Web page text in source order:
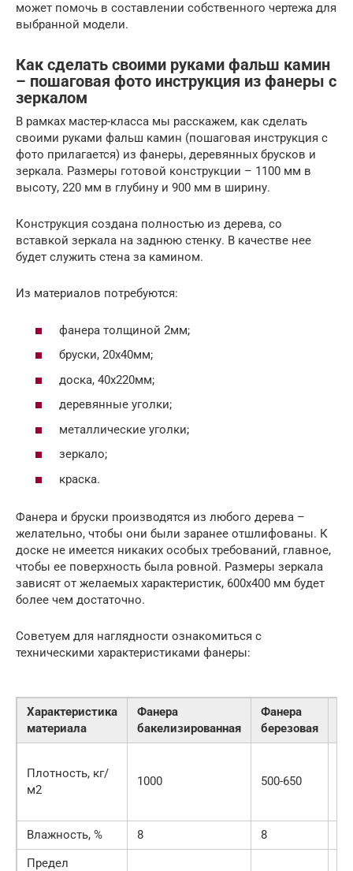
может помочь в составлении собственного чертежа для
выбранной модели.
Как сделать своими руками фальш камин
– пошаговая фото инструкция из фанеры с
зеркалом
В рамках мастер-класса мы расскажем, как сделать
своими руками фальш камин (пошаговая инструкция с
фото прилагается) из фанеры, деревянных брусков и
зеркала. Размеры готовой конструкции – 1100 мм в
высоту, 220 мм в глубину и 900 мм в ширину.
Конструкция создана полностью из дерева, со
вставкой зеркала на заднюю стенку. В качестве нее
будет служить стена за камином.
Из материалов потребуются:
фанера толщиной 2мм;
бруски, 20х40мм;
доска, 40х220мм;
деревянные уголки;
металлические уголки;
зеркало;
краска.
Фанера и бруски производятся из любого дерева –
желательно, чтобы они были заранее отшлифованы. К
доске не имеется никаких особых требований, главное,
чтобы ее поверхность была ровной. Размеры зеркала
зависят от желаемых характеристик, 600х400 мм будет
более чем достаточно.
Советуем для наглядности ознакомиться с
техническими характеристиками фанеры:
Характеристика
материала
Фанера
бакелизированная
Фанера
березовая
Плотность, кг/
м2
1000 500-650
Влажность, %
8 8
Предел